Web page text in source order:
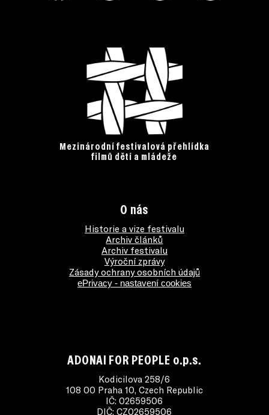
Mezinárodní festivalová přehlídka
filmů dětí a mládeže
O nás
Historie a vize festivalu
Archiv článků
Archiv festivalu
Výroční zprávy
Zásady ochrany osobních údajů
ePrivacy - nastavení cookies
ADONAI FOR PEOPLE o.p.s.
Kodicilova 258/6
108 00 Praha 10, Czech Republic
IČ: 02659506
DIČ: CZ02659506